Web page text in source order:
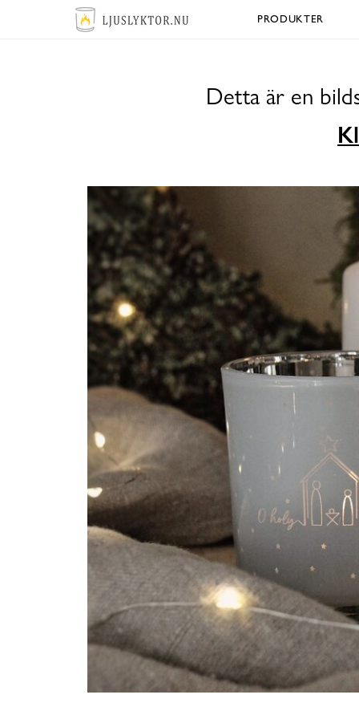
PRODUKTER
Detta är en